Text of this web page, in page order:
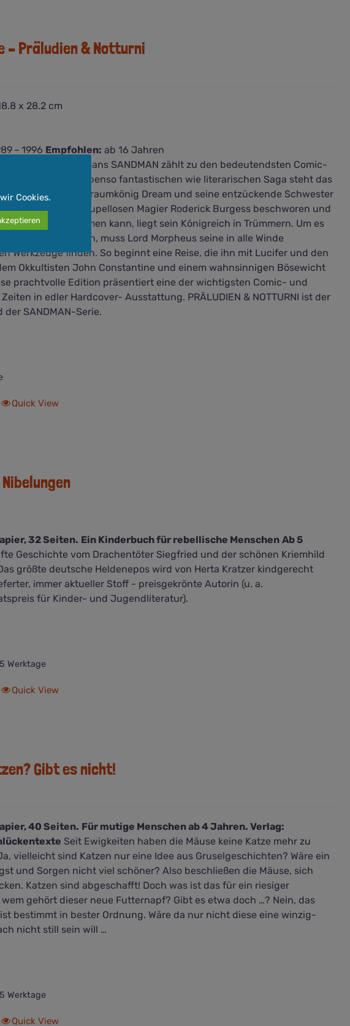
– Präludien & Notturni
x 28.2 cm
– 1996 Empfohlen: ab 16 Jahren
HÖLLEN Neil Gaimans SANDMAN zählt zu den bedeutendsten Comic-
Mittelpunkt der ebenso fantastischen wie literarischen Saga steht das
um den bleichen Traumkönig Dream und seine entzückende Schwester
wird vom skrupellosen Magier Roderick Burgess beschworen und
endlich entkommen kann, liegt sein Königreich in Trümmern. Um es
zurückzuführen, muss Lord Morpheus seine in alle Winde
Werkzeuge finden. So beginnt eine Reise, die ihn mit Lucifer und den
Okkultisten John Constantine und einem wahnsinnigen Bösewicht
prachtvolle Edition präsentiert eine der wichtigsten Comic- und
in edler Hardcover- Ausstattung. PRÄLUDIEN & NOTTURNI ist der
SANDMAN-Serie.
Quick View
32 Seiten. Ein Kinderbuch für rebellische Menschen Ab 5
Geschichte vom Drachentöter Siegfried und der schönen Kriemhild
größte deutsche Heldenepos wird von Herta Kratzer kindgerecht
immer aktueller Stoff - preisgekrönte Autorin (u. a.
für Kinder- und Jugendliteratur).
Werktage
Quick View
Gibt es nicht!
40 Seiten. Für mutige Menschen ab 4 Jahren. Verlag:
Seit Ewigkeiten haben die Mäuse keine Katze mehr zu
vielleicht sind Katzen nur eine Idee aus Gruselgeschichten? Wäre ein
und Sorgen nicht viel schöner? Also beschließen die Mäuse, sich
Katzen sind abgeschafft! Doch was ist das für ein riesiger
gehört dieser neue Futternapf? Gibt es etwa doch …? Nein, das
bestimmt in bester Ordnung. Wäre da nur nicht diese eine winzig-
nicht still sein will …
Werktage
Quick View
Cookies.